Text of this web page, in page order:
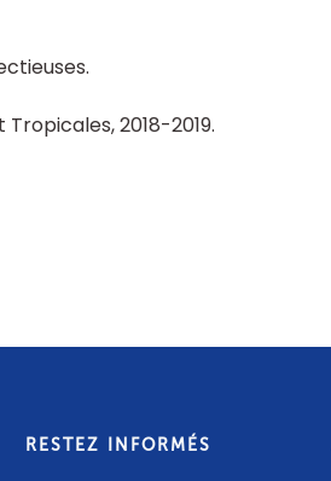
2018-2019
RESTEZ INFORMÉS